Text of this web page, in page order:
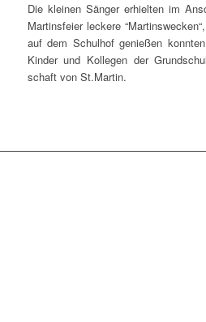
Die klei­nen Sän­ger erhiel­ten im
Mar­tins­fei­er lecke­re
auf dem Schul­hof genie­ßen
Kin­der und Kol­le­gen der
schaft von St.Martin.